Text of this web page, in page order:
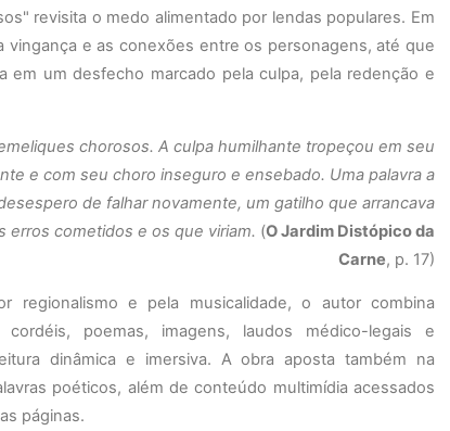
revisita o medo alimentado por lendas populares. Em
vingança e as conexões entre os personagens, até que
em um desfecho marcado pela culpa, pela redenção e
chorosos. A culpa humilhante tropeçou em seu
e com seu choro inseguro e ensebado. Uma palavra a
de falhar novamente, um gatilho que arrancava
erros cometidos e os que viriam. (O Jardim Distópico da
Carne, p. 17)
regionalismo e pela musicalidade, o autor combina
cordéis, poemas, imagens, laudos médico-legais e
dinâmica e imersiva. A obraapostatambém na
poéticos, além deconteúdo multimídia acessados
páginas.